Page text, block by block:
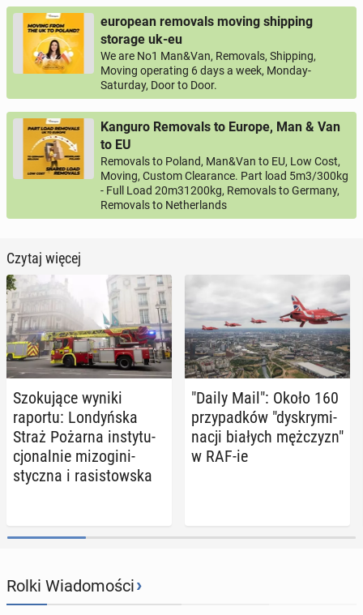
european removals moving shipping
storage uk-eu
We are No1 Man&Van, Removals, Shipping,
Moving operating 6 days a week, Monday-
Saturday, Door to Door.
Kanguro Removals to Europe, Man & Van
to EU
Removals to Poland, Man&Van to EU, Low Cost,
Moving, Custom Clearance. Part load 5m3/300kg
- Full Load 20m31200kg, Removals to Germany,
Removals to Netherlands
Czytaj więcej
Szo­ku­ją­ce wyniki
raportu: Lon­dyń­ska
Straż Pożarna in­sty­tu­
cjo­nal­nie mi­zo­gi­ni­
stycz­na i ra­si­stow­ska
"Daily Mail": Około 160
przy­pad­ków "dys­kry­mi­
na­cji białych męż­czyzn"
w RAF-ie
Rolki Wiadomości›